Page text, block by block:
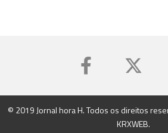
© 2019 Jornal hora H. Todos os direitos
KRXWEB.